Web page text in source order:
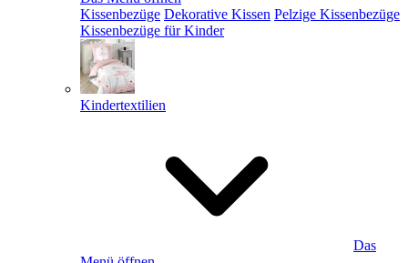
Kissenbezüge Dekorative Kissen Pelzige Kissenbezüge
Kissenbezüge für Kinder
Kindertextilien
Das